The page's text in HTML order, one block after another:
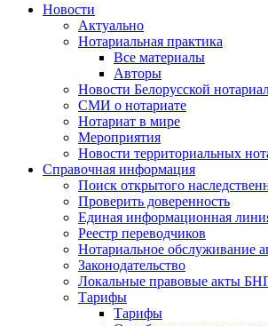
Новости
Актуально
Нотариальная практика
Все материалы
Авторы
Новости Белорусской
СМИ о нотариате
Нотариат в мире
Мероприятия
Новости территориальных
Справочная информация
Поиск открытого
Проверить доверенность
Единая информационная
Реестр переводчиков
Нотариальное обслуживание
Законодательство
Локальные правовые акты
Тарифы
Тарифы